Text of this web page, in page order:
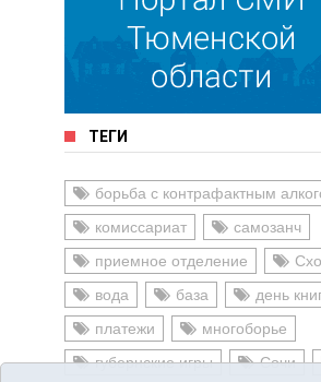
ТЕГИ
борьба с контрафактным
комиссариат
самозанч
приемное отделение
вода
база
день
платежи
многоборье
губернские игры
Сочи